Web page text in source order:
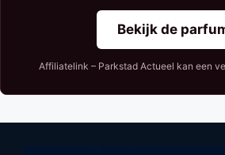
Bekijk de
Affiliatelink – Parkstad Actueel kan een